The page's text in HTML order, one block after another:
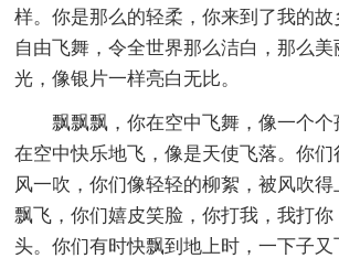
样。你是那么的轻柔，你来到了我的故
自由飞舞，令全世界那么洁白，那么美
光，像银片一样亮白无比。
飘飘飘，你在空中飞舞，像一个个
在空中快乐地飞，像是天使飞落。你们
风一吹，你们像轻轻的柳絮，被风吹
飘飞，你们嬉皮笑脸，你打我，我打
头。你们有时快飘到地上时，一下子